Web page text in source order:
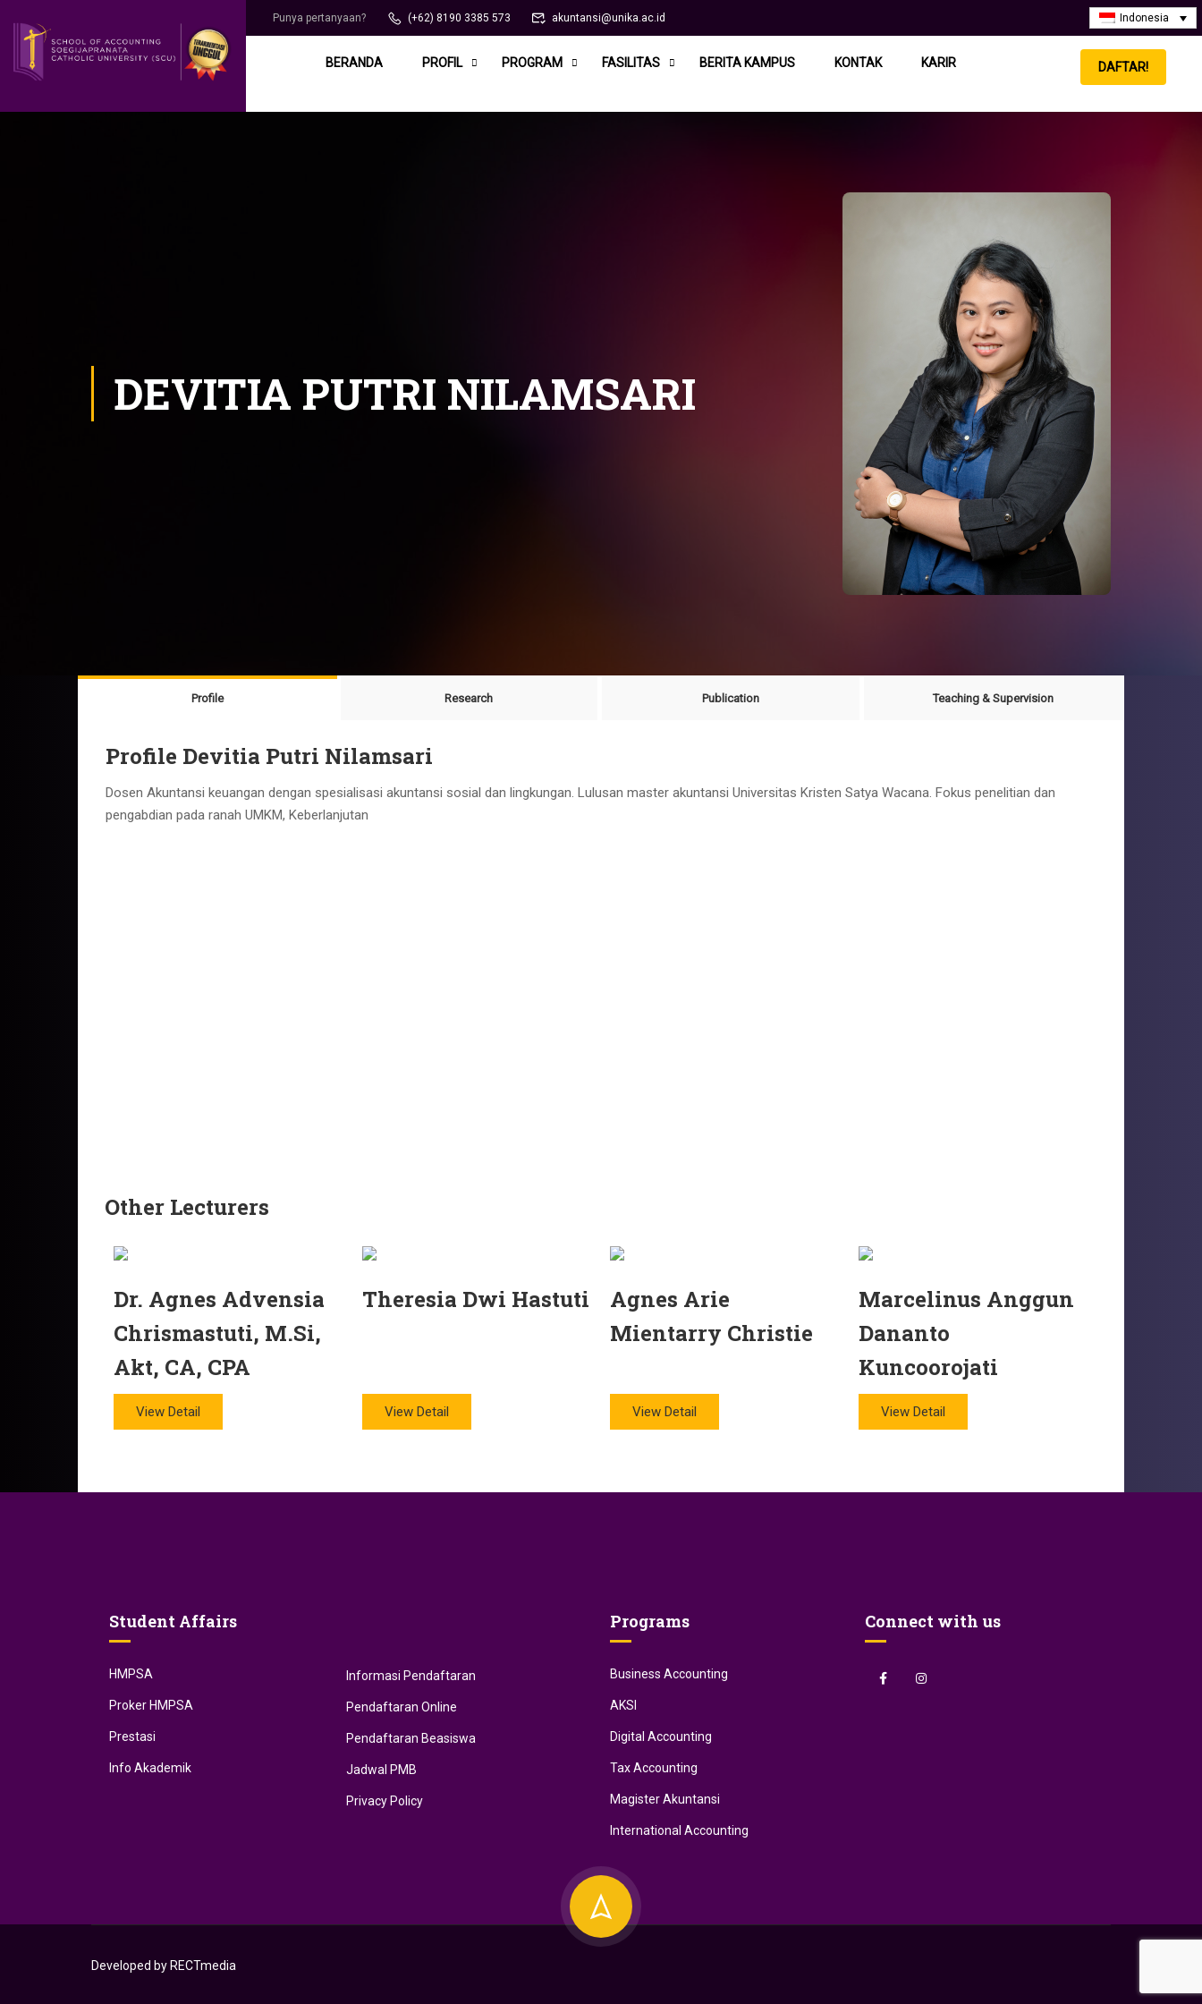
Punya pertanyaan? (+62) 8190 3385 573 akuntansi@unika.ac.id Indonesia
BERANDA PROFIL PROGRAM FASILITAS BERITA KAMPUS KONTAK KARIR DAFTAR!
DEVITIA PUTRI NILAMSARI
Profile Research Publication Teaching & Supervision
Profile Devitia Putri Nilamsari
Dosen Akuntansi keuangan dengan spesialisasi akuntansi sosial dan lingkungan. Lulusan master akuntansi Universitas Kristen Satya Wacana. Fokus penelitian dan
pengabdian pada ranah UMKM, Keberlanjutan
Other Lecturers
Dr. Agnes Advensia
Chrismastuti, M.Si,
Akt, CA, CPA
View Detail
Theresia Dwi Hastuti
View Detail
Agnes Arie
Mientarry Christie
View Detail
Marcelinus Anggun
Dananto
Kuncoorojati
View Detail
Student Affairs
HMPSA
Proker HMPSA
Prestasi
Info Akademik
Informasi Pendaftaran
Pendaftaran Online
Pendaftaran Beasiswa
Jadwal PMB
Privacy Policy
Programs
Business Accounting
AKSI
Digital Accounting
Tax Accounting
Magister Akuntansi
International Accounting
Connect with us
Developed by RECTmedia